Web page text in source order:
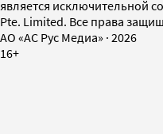
является исключительной
Pte. Limited. Все права
AO «АС Рус Медиа» · 2026
16+